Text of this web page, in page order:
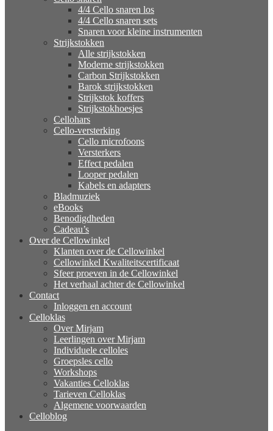
4/4 Cello snaren los
4/4 Cello snaren sets
Snaren voor kleine instrumenten
Strijkstokken
Alle strijkstokken
Moderne strijkstokken
Carbon Strijkstokken
Barok strijkstokken
Strijkstok koffers
Strijkstokhoesjes
Cellohars
Cello-versterking
Cello microfoons
Versterkers
Effect pedalen
Looper pedalen
Kabels en adapters
Bladmuziek
eBooks
Benodigdheden
Cadeau’s
Over de Cellowinkel
Klanten over de Cellowinkel
Cellowinkel Kwaliteitscertificaat
Sfeer proeven in de Cellowinkel
Het verhaal achter de Cellowinkel
Contact
Inloggen en account
Celloklas
Over Mirjam
Leerlingen over Mirjam
Individuele celloles
Groepsles cello
Workshops
Vakanties Celloklas
Tarieven Celloklas
Algemene voorwaarden
Celloblog